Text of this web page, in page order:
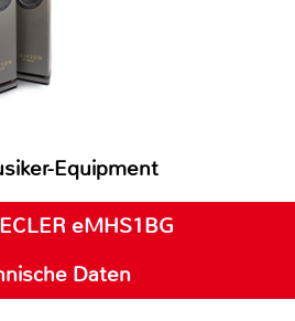
Equipment
eMHS1BG
Daten